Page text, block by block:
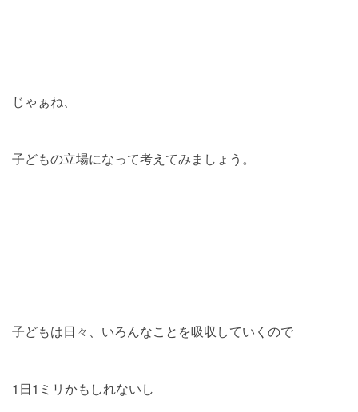
じゃぁね、
子どもの立場になって考えてみましょう。
子どもは日々、いろんなことを吸収していくので
1日1ミリかもしれないし